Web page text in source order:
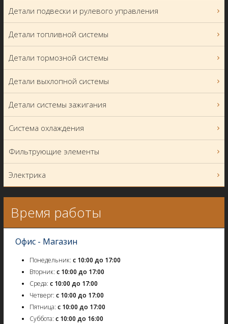
Детали подвески и рулевого управления
Детали топливной системы
Детали тормозной системы
Детали выхлопной системы
Детали системы зажигания
Система охлаждения
Фильтрующие элементы
Электрика
Время работы
Офис - Магазин
Понедельник: с 10:00 до 17:00
Вторник: с 10:00 до 17:00
Среда: с 10:00 до 17:00
Четверг: с 10:00 до 17:00
Пятница: с 10:00 до 17:00
Суббота: с 10:00 до 16:00